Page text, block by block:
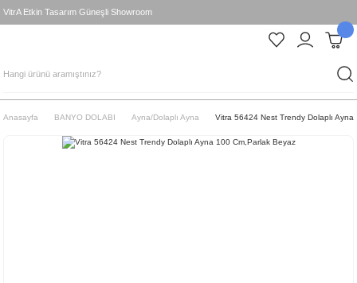
VitrA Etkin Tasarım Güneşli Showroom
Anasayfa BANYO DOLABI Ayna/Dolaplı Ayna Vitra 56424 Nest Trendy Dolaplı